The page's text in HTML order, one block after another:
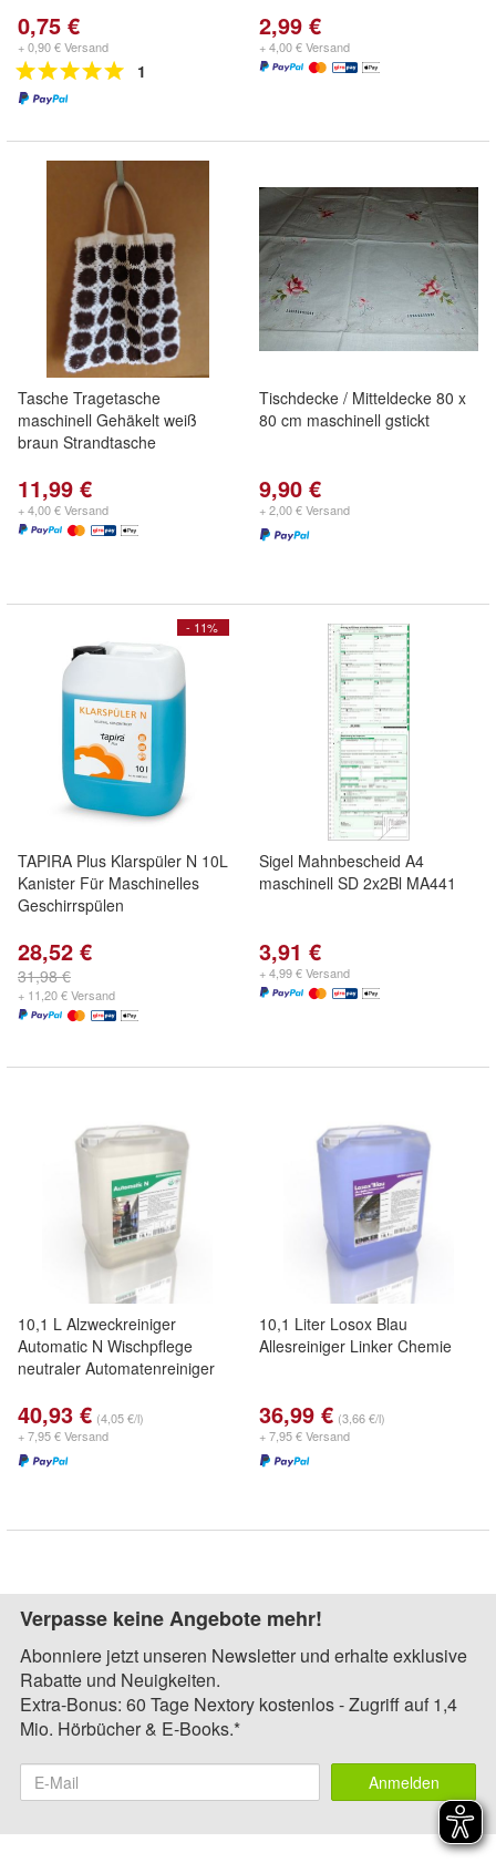
0,75 €
+ 0,90 € Versand
1
2,99 €
+ 4,00 € Versand
Tasche Tragetasche
maschinell Gehäkelt weiß
braun Strandtasche
11,99 €
+ 4,00 € Versand
Tischdecke / Mitteldecke 80 x
80 cm maschinell gstickt
9,90 €
+ 2,00 € Versand
- 11%
TAPIRA Plus Klarspüler N 10L
Kanister Für Maschinelles
Geschirrspülen
28,52 €
31,98 €
+ 11,20 € Versand
Sigel Mahnbescheid A4
maschinell SD 2x2Bl MA441
3,91 €
+ 4,99 € Versand
10,1 L Alzweckreiniger
Automatic N Wischpflege
neutraler Automatenreiniger
40,93 € (4,05 €/l)
+ 7,95 € Versand
10,1 Liter Losox Blau
Allesreiniger Linker Chemie
36,99 € (3,66 €/l)
+ 7,95 € Versand
Verpasse keine Angebote mehr!
Abonniere jetzt unseren Newsletter und erhalte exklusive
Rabatte und Neuigkeiten.
Extra-Bonus: 60 Tage Nextory kostenlos - Zugriff auf 1,4
Mio. Hörbücher & E-Books.*
Anmelden